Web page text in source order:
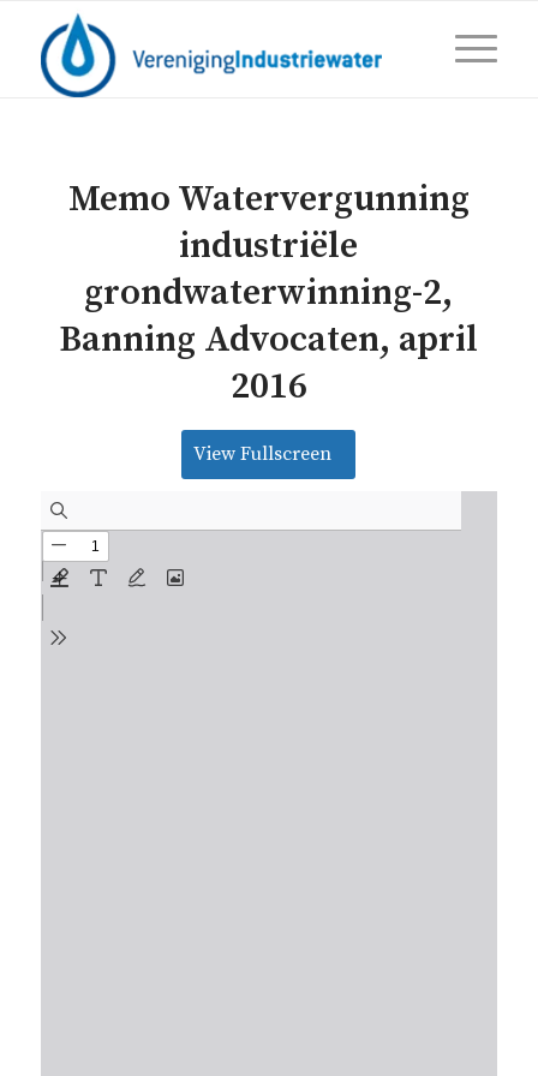
Memo Watervergunning
industriële
grondwaterwinning-2,
Banning Advocaten, april
2016
View Fullscreen